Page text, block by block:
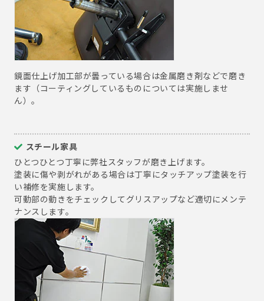
鏡面仕上げ加工部が曇っている場合は金属磨き剤などで磨き
ます（コーティングしているものについては実施しませ
ん）。
スチール家具
ひとつひとつ丁寧に弊社スタッフが磨き上げます。
塗装に傷や剥がれがある場合は丁寧にタッチアップ塗装を行
い補修を実施します。
可動部の動きをチェックしてグリスアップなど適切にメンテ
ナンスします。